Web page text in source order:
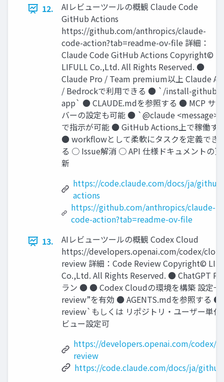
12.
AIレビューツールの概観 Claude Code
GitHub Actions
https://github.com/anthropics/claude-
code-action?tab=readme-ov-ﬁle 詳細：
Claude Code GitHub Actions Copyright©
LIFULL Co.,Ltd. All Rights Reserved. ●
Claude Pro / Team premium以上 Claude
/ Bedrockで利⽤できる ● `/install-github-
app` ● CLAUDE.mdを参照する ● MCP サー
バーの設定も可能 ● `@claude <message>`
で指⽰が可能 ● GitHub Actions上で稼働す
● workﬂowとして柔軟にタスクを定義でき
る ○ Issue解消 ○ API 仕様ドキュメントの更
新
https://code.claude.com/docs/ja/
actions
https://github.com/anthropics/claude-
code-action?tab=readme-ov-file
13.
AIレビューツールの概観 Codex Cloud
https://developers.openai.com/codex/
review 詳細：Code Review Copyright©
Co.,Ltd. All Rights Reserved. ● ChatGPT
ラン ● ● Codex Cloudの環境を構築 設定
review”を有効 ● AGENTS.mdを参照する
review`もしくは リポジトリ‧ユーザー単位
ビュー設定可
https://developers.openai.com/codex/
review
https://code.claude.com/docs/ja/